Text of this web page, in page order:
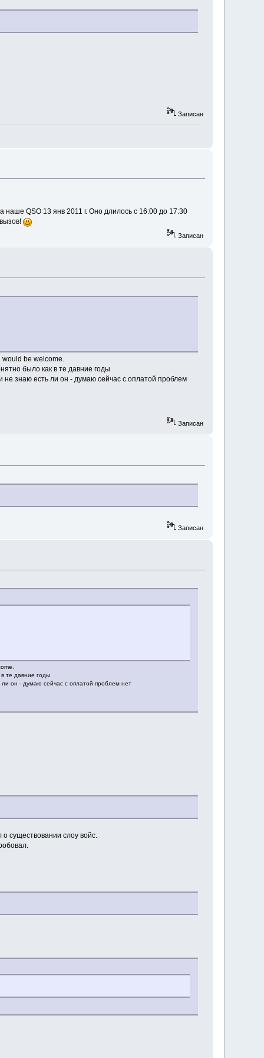
Записан
наше QSO 13 янв 2011 г. Оно длилось с 16:00 до 17:30
Записан
would be welcome.
было как в те давние годы
не знаю есть ли он - думаю сейчас с оплатой проблем
Записан
Записан
те давние годы
ли он - думаю сейчас с оплатой проблем нет
существовании слоу войс.